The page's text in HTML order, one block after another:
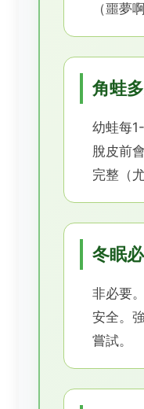
（噩夢
角蛙
幼蛙每
脫皮前
完整（
冬眠
非必要
安全。
嘗試。